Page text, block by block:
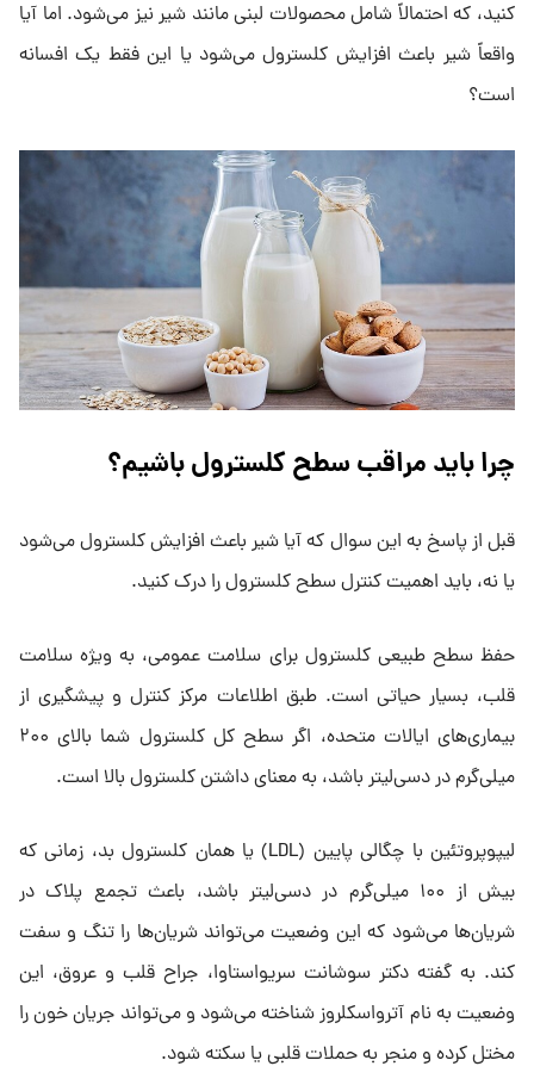
کنید، که احتمالاً شامل محصولات لبنی مانند شیر نیز می‌شود. اما آیا
واقعاً شیر باعث افزایش کلسترول می‌شود یا این فقط یک افسانه
است؟
چرا باید مراقب سطح کلسترول باشیم؟
قبل از پاسخ به این سوال که آیا شیر باعث افزایش کلسترول می‌شود
یا نه، باید اهمیت کنترل سطح کلسترول را درک کنید.
حفظ سطح طبیعی کلسترول برای سلامت عمومی، به ویژه سلامت
قلب، بسیار حیاتی است. طبق اطلاعات مرکز کنترل و پیشگیری از
بیماری‌های ایالات متحده، اگر سطح کل کلسترول شما بالای ۲۰۰
میلی‌گرم در دسی‌لیتر باشد، به معنای داشتن کلسترول بالا است.
لیپوپروتئین با چگالی پایین (LDL) یا همان کلسترول بد، زمانی که
بیش از ۱۰۰ میلی‌گرم در دسی‌لیتر باشد، باعث تجمع پلاک در
شریان‌ها می‌شود که این وضعیت می‌تواند شریان‌ها را تنگ و سفت
کند. به گفته دکتر سوشانت سریواستاوا، جراح قلب و عروق، این
وضعیت به نام آترواسکلروز شناخته می‌شود و می‌تواند جریان خون را
مختل کرده و منجر به حملات قلبی یا سکته شود.